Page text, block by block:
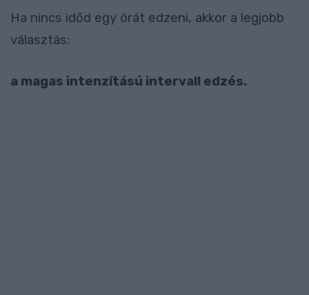
Ha nincs időd egy órát edzeni, akkor a legjobb
választás:
a magas intenzítású intervall edzés.